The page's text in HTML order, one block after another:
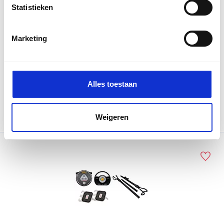
Statistieken
Marketing
Alles toestaan
Weigeren
Launch stuurwielhulp
Bekijk product